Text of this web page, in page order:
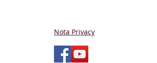
Nota Privacy